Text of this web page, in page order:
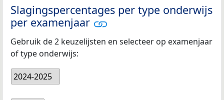
Slagingspercentages per type onderwijs
per examenjaar
Gebruik de 2 keuzelijsten en selecteer op examenjaar
of type onderwijs:
2024-2025